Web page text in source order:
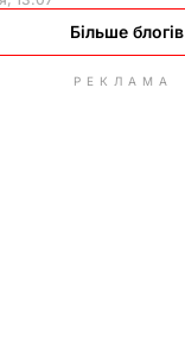
Більше блогів
РЕКЛАМА